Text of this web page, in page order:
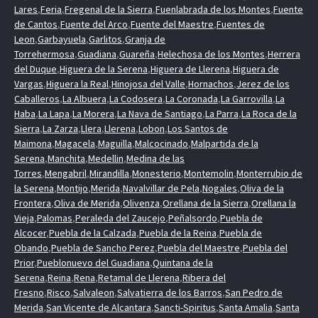
Lares,Feria,Fregenal de la Sierra,Fuenlabrada de los Montes,Fuente
de Cantos,Fuente del Arco,Fuente del Maestre,Fuentes de
Leon,Garbayuela,Garlitos,Granja de
Torrehermosa,Guadiana,Guareña,Helechosa de los Montes,Herrera
del Duque,Higuera de la Serena,Higuera de Llerena,Higuera de
Vargas,Higuera la Real,Hinojosa del Valle,Hornachos,Jerez de los
Caballeros,La Albuera,La Codosera,La Coronada,La Garrovilla,La
Haba,La Lapa,La Morera,La Nava de Santiago,La Parra,La Roca de la
Sierra,La Zarza,Llera,Llerena,Lobon,Los Santos de
Maimona,Magacela,Maguilla,Malcocinado,Malpartida de la
Serena,Manchita,Medellin,Medina de las
Torres,Mengabril,Mirandilla,Monesterio,Montemolin,Monterrubio de
la Serena,Montijo,Merida,Navalvillar de Pela,Nogales,Oliva de la
Frontera,Oliva de Merida,Olivenza,Orellana de la Sierra,Orellana la
Vieja,Palomas,Peraleda del Zaucejo,Peñalsordo,Puebla de
Alcocer,Puebla de la Calzada,Puebla de la Reina,Puebla de
Obando,Puebla de Sancho Perez,Puebla del Maestre,Puebla del
Prior,Pueblonuevo del Guadiana,Quintana de la
Serena,Reina,Rena,Retamal de Llerena,Ribera del
Fresno,Risco,Salvaleon,Salvatierra de los Barros,San Pedro de
Merida,San Vicente de Alcantara,Sancti-Spiritus,Santa Amalia,Santa